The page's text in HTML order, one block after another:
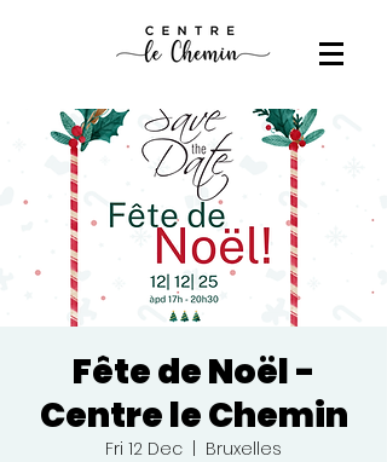
Fête de Noël -
Centre le Chemin
Fri 12 Dec
Bruxelles